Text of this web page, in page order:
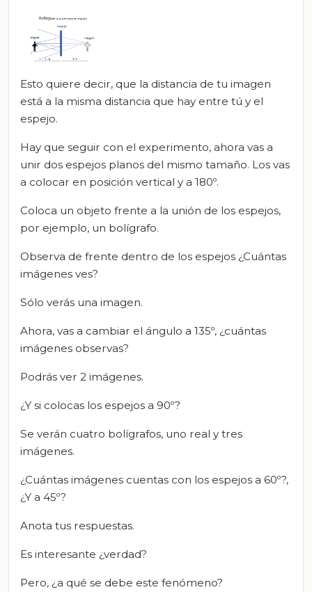
Esto quiere decir, que la distancia de tu imagen
está a la misma distancia que hay entre tú y el
espejo.
Hay que seguir con el experimento, ahora vas a
unir dos espejos planos del mismo tamaño. Los vas
a colocar en posición vertical y a 180º.
Coloca un objeto frente a la unión de los espejos,
por ejemplo, un bolígrafo.
Observa de frente dentro de los espejos ¿Cuántas
imágenes ves?
Sólo verás una imagen.
Ahora, vas a cambiar el ángulo a 135º, ¿cuántas
imágenes observas?
Podrás ver 2 imágenes.
¿Y si colocas los espejos a 90º?
Se verán cuatro bolígrafos, uno real y tres
imágenes.
¿Cuántas imágenes cuentas con los espejos a 60º?,
¿Y a 45º?
Anota tus respuestas.
Es interesante ¿verdad?
Pero, ¿a qué se debe este fenómeno?